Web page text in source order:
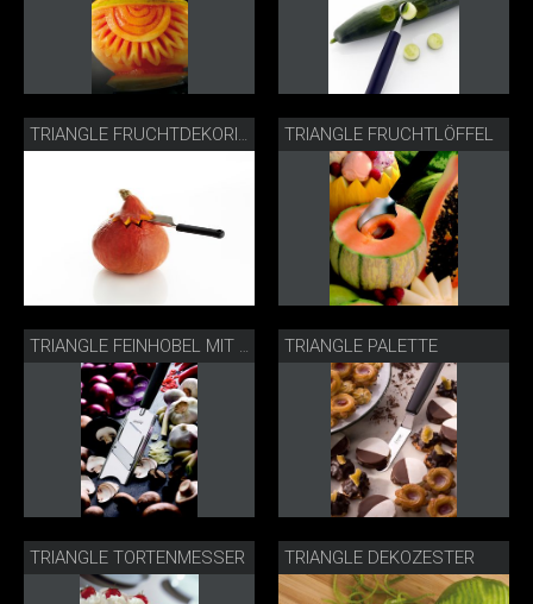
TRIANGLE FRUCHTDEKORIERER TRIANGLE FRUCHTLÖFFEL
TRIANGLE FEINHOBEL MIT RESTEHALTER TRIANGLE PALETTE
TRIANGLE TORTENMESSER TRIANGLE DEKOZESTER